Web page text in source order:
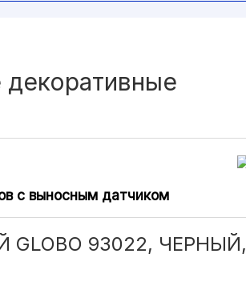
с выносным датчиком
93022, ЧЕРНЫЙ,